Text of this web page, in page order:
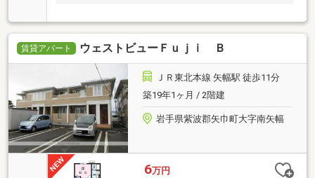
賃貸アパート ウェストビューＦｕｊｉ Ｂ
ＪＲ東北本線 矢幅駅 徒歩11分
築19年1ヶ月 / 2階建
岩手県紫波郡矢巾町大字南矢幅
6万円